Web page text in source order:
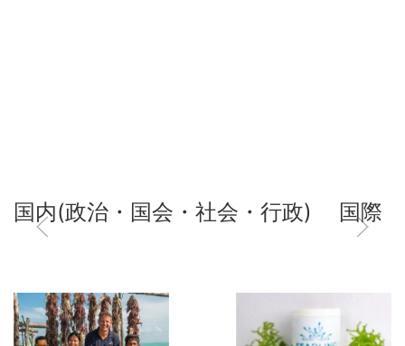
国内(政治・国会・社会・行政) 国際